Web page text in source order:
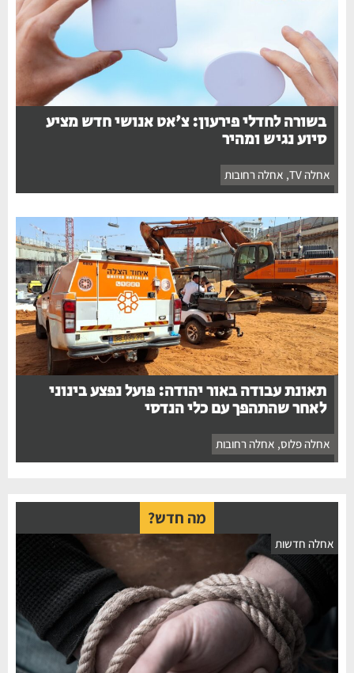
בשורה לחדלי פירעון: צ'אט אנושי חדש מציע
סיוע נגיש ומהיר
אחלה TV ,אחלה רחובות
תאונת עבודה באור יהודה: פועל נפצע בינוני
לאחר שהתהפך עם כלי הנדסי
אחלה פלוס ,אחלה רחובות
מה חדש?
חדשות